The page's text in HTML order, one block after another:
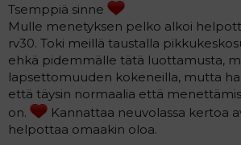
Tsemppiä sinne
Mulle menetyksen pelko alkoi
rv30. Toki meillä taustalla
ehkä pidemmälle tätä luottamusta,
lapsettomuuden kokeneilla, mutta
että täysin normaalia että
on.
Kannattaa neuvolassa kertoa
helpottaa omaakin oloa.